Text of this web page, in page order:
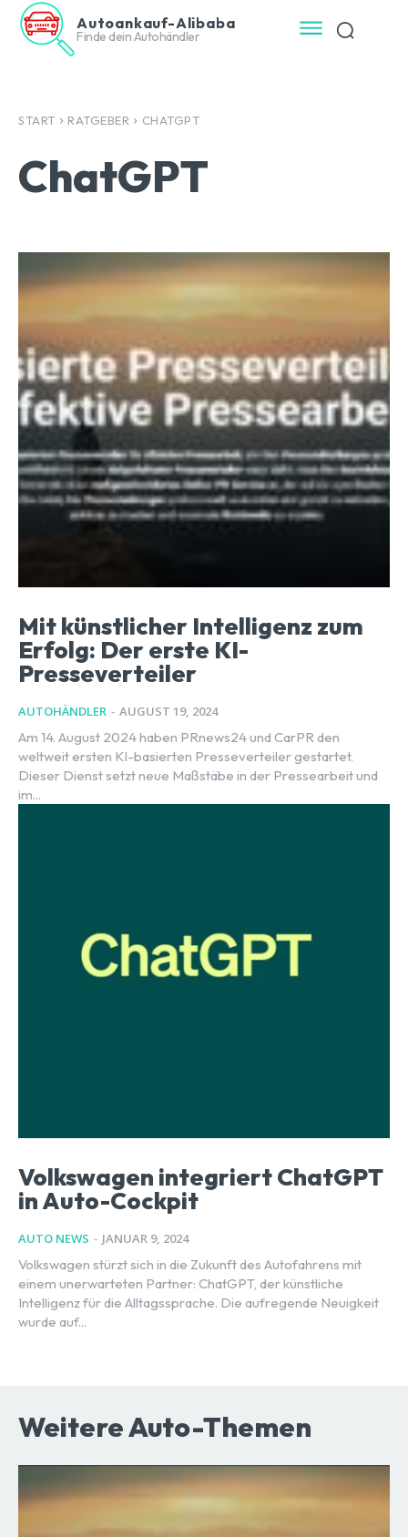
Autoankauf-Alibaba
Finde dein Autohändler
START RATGEBER CHATGPT
ChatGPT
Mit künstlicher Intelligenz zum
Erfolg: Der erste KI-
Presseverteiler
AUTOHÄNDLER - AUGUST 19, 2024
Am 14. August 2024 haben PRnews24 und CarPR den
weltweit ersten KI-basierten Presseverteiler gestartet.
Dieser Dienst setzt neue Maßstäbe in der Pressearbeit und
im...
Volkswagen integriert ChatGPT
in Auto-Cockpit
AUTO NEWS - JANUAR 9, 2024
Volkswagen stürzt sich in die Zukunft des Autofahrens mit
einem unerwarteten Partner: ChatGPT, der künstliche
Intelligenz für die Alltagssprache. Die aufregende Neuigkeit
wurde auf...
Weitere Auto-Themen